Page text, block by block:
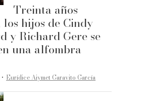
Treinta años
los hijos de Cindy
y Richard Gere se
una alfombra
·Eurídice Aiymet Garavito García